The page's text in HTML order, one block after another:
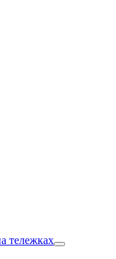
тележках